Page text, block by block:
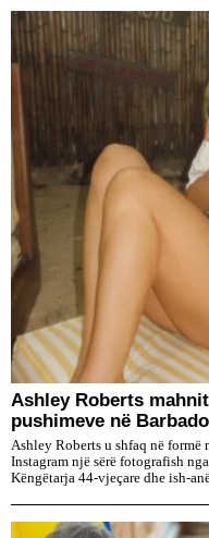
Ashley Roberts
pushimeve në
Ashley Roberts u shfaq në
Instagram një sërë fotografish
Këngëtarja 44-vjeçare dhe ish-